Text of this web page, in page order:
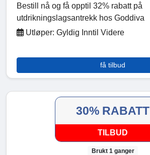
Bestill nå og få opptil 32% rabatt på
utdrikningslagsantrekk hos Goddiva
Utløper: Gyldig Inntil Videre
få tilbud
30% RABATT
TILBUD
Brukt 1 ganger